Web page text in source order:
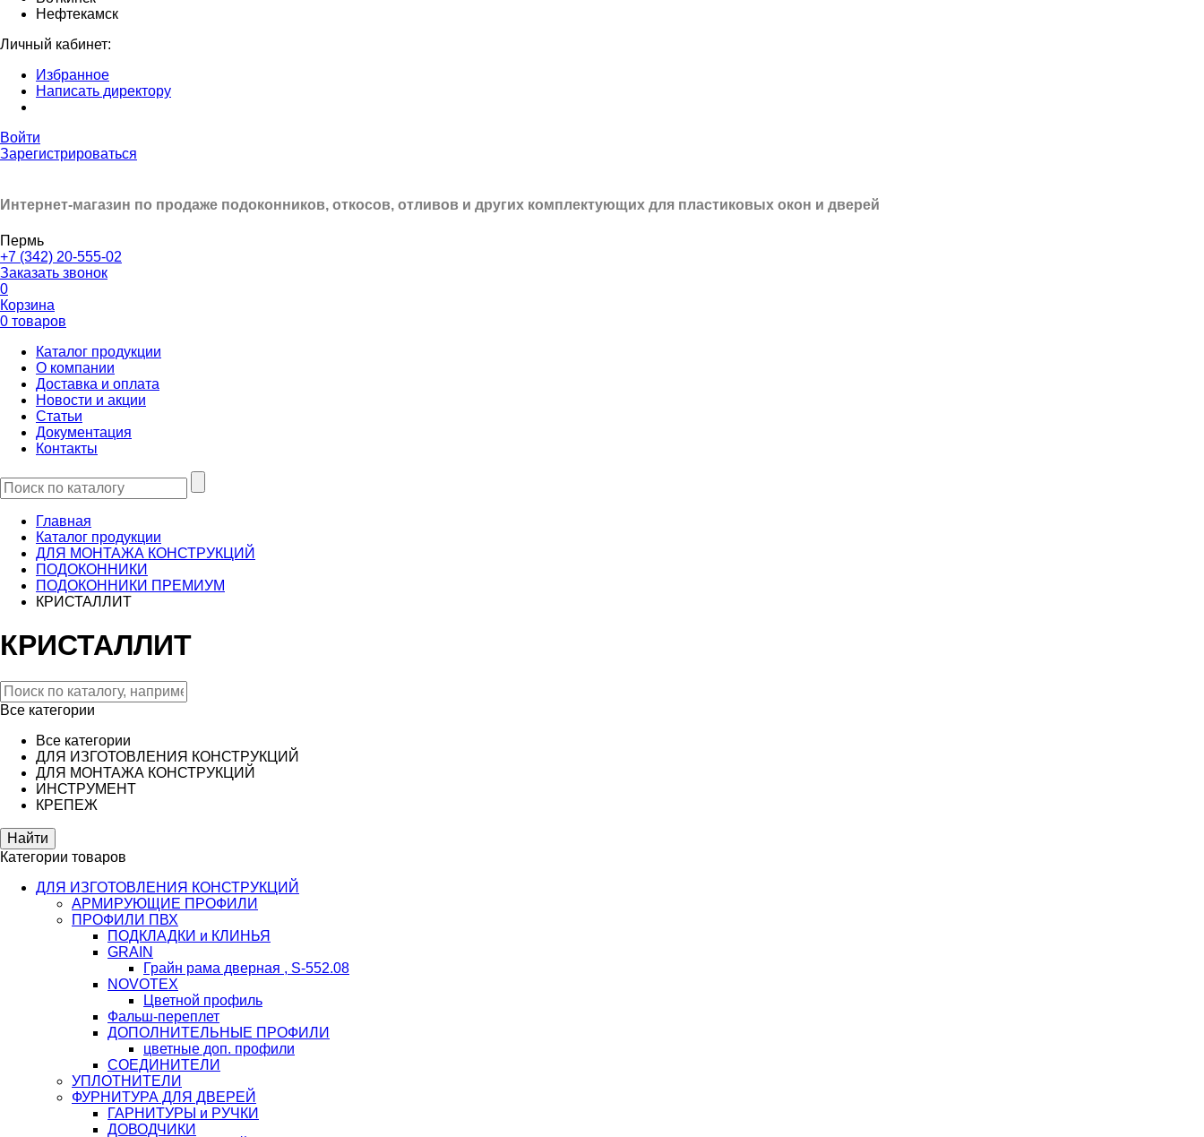
Нефтекамск
Личный кабинет:
Избранное
Написать директору
Войти
Зарегистрироваться
Интернет-магазин по продаже подоконников, откосов, отливов и других комплектующих для пластиковых окон и дверей
Пермь
+7 (342) 20-555-02
Заказать звонок
0
Корзина
0 товаров
Каталог продукции
О компании
Доставка и оплата
Новости и акции
Статьи
Документация
Контакты
Главная
Каталог продукции
ДЛЯ МОНТАЖА КОНСТРУКЦИЙ
ПОДОКОННИКИ
ПОДОКОННИКИ ПРЕМИУМ
КРИСТАЛЛИТ
КРИСТАЛЛИТ
Все категории
Все категории
ДЛЯ ИЗГОТОВЛЕНИЯ КОНСТРУКЦИЙ
ДЛЯ МОНТАЖА КОНСТРУКЦИЙ
ИНСТРУМЕНТ
КРЕПЕЖ
Категории товаров
ДЛЯ ИЗГОТОВЛЕНИЯ КОНСТРУКЦИЙ
АРМИРУЮЩИЕ ПРОФИЛИ
ПРОФИЛИ ПВХ
ПОДКЛАДКИ и КЛИНЬЯ
GRAIN
Грайн рама дверная , S-552.08
NOVOTEX
Цветной профиль
Фальш-переплет
ДОПОЛНИТЕЛЬНЫЕ ПРОФИЛИ
цветные доп. профили
СОЕДИНИТЕЛИ
УПЛОТНИТЕЛИ
ФУРНИТУРА ДЛЯ ДВЕРЕЙ
ГАРНИТУРЫ и РУЧКИ
ДОВОДЧИКИ